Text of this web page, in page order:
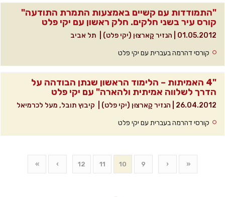
"התמודדות עם קשיים באמצעות התמרת התודעה"
קורס עיר בשני חלקים. חלק ראשון עם יקי פלט
01.05.2012 הנזיר קַארצוּן (יקי פלט) תל אביב
קורסי דהרמה בעברית עם יקי פלט
"4 האמיתות – הלימוד הראשון שנתן הבודהה על
הדרך לשלווה אמיתית ולהארה" עם יקי פלט
26.04.2012 הנזיר קַארצוּן (יקי פלט) קיבוץ תובל, מעל לכרמיאל
קורסי דהרמה בעברית עם יקי פלט
«
‹
9
10
11
12
›
»